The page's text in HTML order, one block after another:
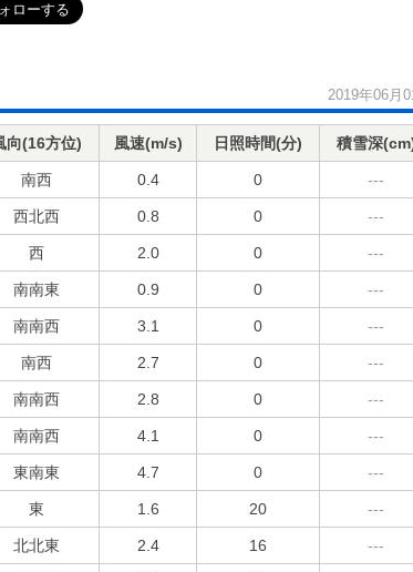
2019年06月
向(16方位) 風速(m/s) 日照時間(分) 積雪深
南西 0.4 0 ---
西北西 0.8 0 ---
西 2.0 0 ---
南南東 0.9 0 ---
南南西 3.1 0 ---
南西 2.7 0 ---
南南西 2.8 0 ---
南南西 4.1 0 ---
東南東 4.7 0 ---
東 1.6 20 ---
北北東 2.4 16 ---